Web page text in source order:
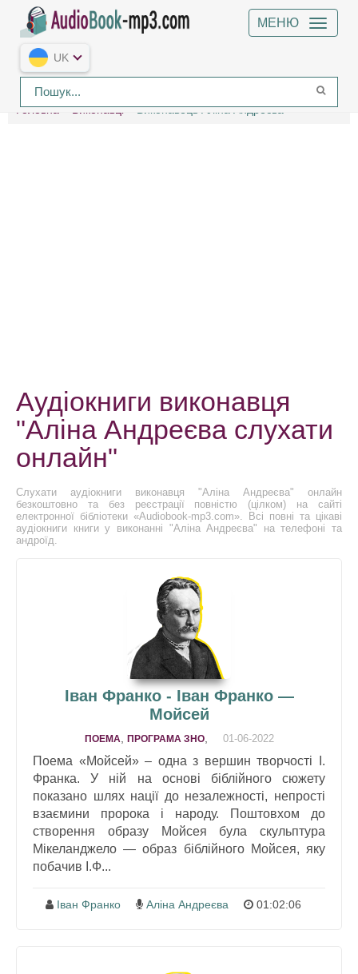
МЕНЮ
UK
Головна Виконавці Виконавець Аліна Андреєва
Аудіокниги виконавця
"Аліна Андреєва слухати
онлайн"
Слухати аудіокниги виконавця "Аліна Андреєва" онлайн
безкоштовно та без реєстрації повністю (цілком) на сайті
електронної бібліотеки «Audiobook-mp3.com». Всі повні та цікаві
аудіокниги книги у виконанні "Аліна Андреєва" на телефоні та
андроїд.
Іван Франко - Іван Франко —
Мойсей
ПОЕМА ПРОГРАМА ЗНО, 01-06-2022
Поема «Мойсей» – одна з вершин творчості І.
Франка. У ній на основі біблійного сюжету
показано шлях нації до незалежності, непрості
взаємини пророка i народу. Поштовхом до
створення образу Мойсея була скульптура
Мікеланджело — образ біблійного Мойсея, яку
побачив І.Ф...
Іван Франко Аліна Андреєва 01:02:06